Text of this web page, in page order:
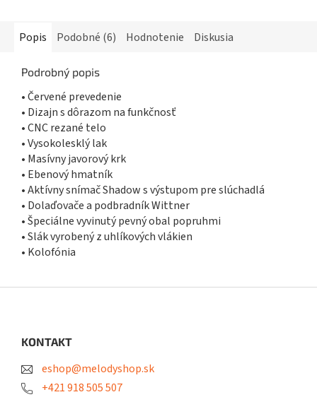
Popis Podobné (6) Hodnotenie Diskusia
Podrobný popis
• Červené prevedenie
• Dizajn s dôrazom na funkčnosť
• CNC rezané telo
• Vysokolesklý lak
• Masívny javorový krk
• Ebenový hmatník
• Aktívny snímač Shadow s výstupom pre slúchadlá
• Dolaďovače a podbradník Wittner
• Špeciálne vyvinutý pevný obal popruhmi
• Slák vyrobený z uhlíkových vlákien
• Kolofónia
KONTAKT
eshop@melodyshop.sk
+421 918 505 507